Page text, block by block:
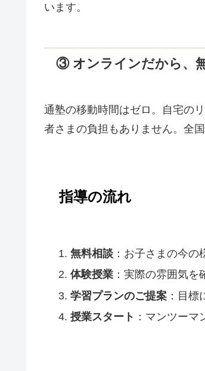
います。
③ オンラインだから、
通塾の移動時間はゼロ。自宅の
者さまの負担もありません。全
指導の流れ
無料相談：お子さまの今の
体験授業：実際の雰囲気を
学習プランのご提案：目標
授業スタート ：マンツー